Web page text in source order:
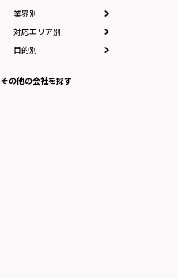
業界別
対応エリア別
目的別
その他の会社を探す